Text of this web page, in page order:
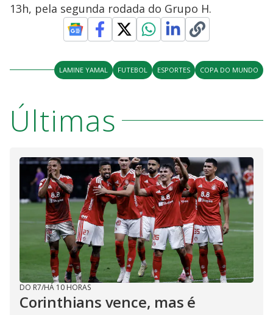
13h, pela segunda rodada do Grupo H.
LAMINE YAMAL FUTEBOL ESPORTES COPA DO MUNDO
Últimas
DO R7/HÁ 10 HORAS
Corinthians vence, mas é